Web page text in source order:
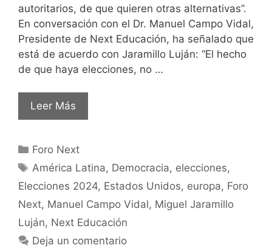
autoritarios, de que quieren otras alternativas”.
En conversación con el Dr. Manuel Campo Vidal,
Presidente de Next Educación, ha señalado que
está de acuerdo con Jaramillo Luján: “El hecho
de que haya elecciones, no …
Leer Más
Foro Next
América Latina, Democracia, elecciones,
Elecciones 2024, Estados Unidos, europa, Foro
Next, Manuel Campo Vidal, Miguel Jaramillo
Luján, Next Educación
Deja un comentario